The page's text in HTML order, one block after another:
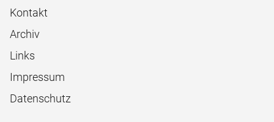
Kontakt
Archiv
Links
Impressum
Datenschutz